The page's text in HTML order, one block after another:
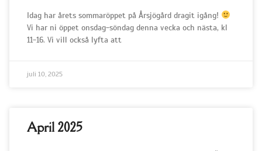
Idag har årets sommaröppet på Årsjögård dragit igång!
Vi har ni öppet onsdag-söndag denna vecka och nästa, kl
11-16. Vi vill också lyfta att
juli 10, 2025
April 2025